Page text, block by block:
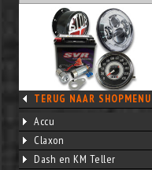
TERUG NAAR SHOPMENU
Accu
Claxon
Dash en KM Teller